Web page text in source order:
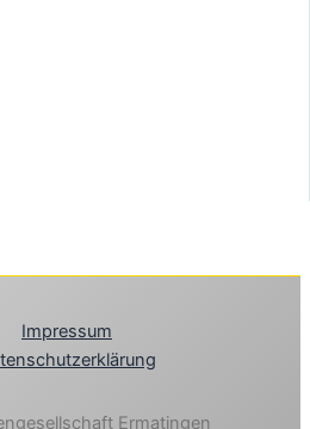
Impressum
Ermatingen